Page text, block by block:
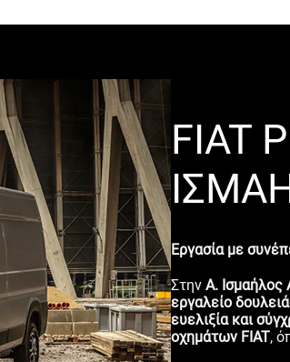
FIAT
Εργασία με
Στην Α. Ισμαήλος
εργαλείο
ευελιξία και
οχημάτων FIAT,